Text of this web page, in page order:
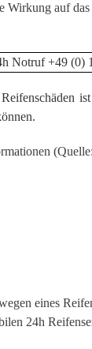
Wirkung auf
(Quelle:
eines
24h